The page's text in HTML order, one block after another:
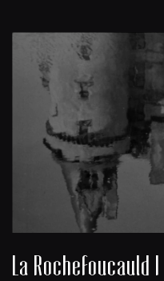
La Rochefoucauld I